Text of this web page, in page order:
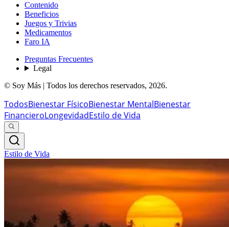
Contenido
Beneficios
Juegos y Trivias
Medicamentos
Faro IA
Preguntas Frecuentes
Legal
© Soy Más | Todos los derechos reservados, 2026.
TodosBienestar FísicoBienestar MentalBienestar
FinancieroLongevidadEstilo de Vida
Estilo de Vida